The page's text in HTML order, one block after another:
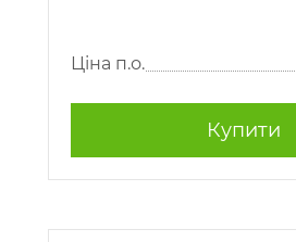
Ціна п.о.
Купити